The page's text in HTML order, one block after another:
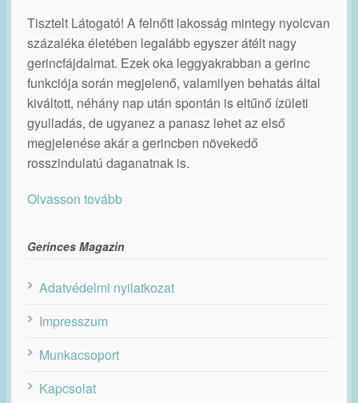
Tisztelt Látogató! A felnőtt lakosság mintegy nyolcvan
százaléka életében legalább egyszer átélt nagy
gerincfájdalmat. Ezek oka leggyakrabban a gerinc
funkciója során megjelenő, valamilyen behatás által
kiváltott, néhány nap után spontán is eltűnő ízületi
gyulladás, de ugyanez a panasz lehet az első
megjelenése akár a gerincben növekedő
rosszindulatú daganatnak is.
Olvasson tovább
Gerinces Magazin
Adatvédelmi nyilatkozat
Impresszum
Munkacsoport
Kapcsolat